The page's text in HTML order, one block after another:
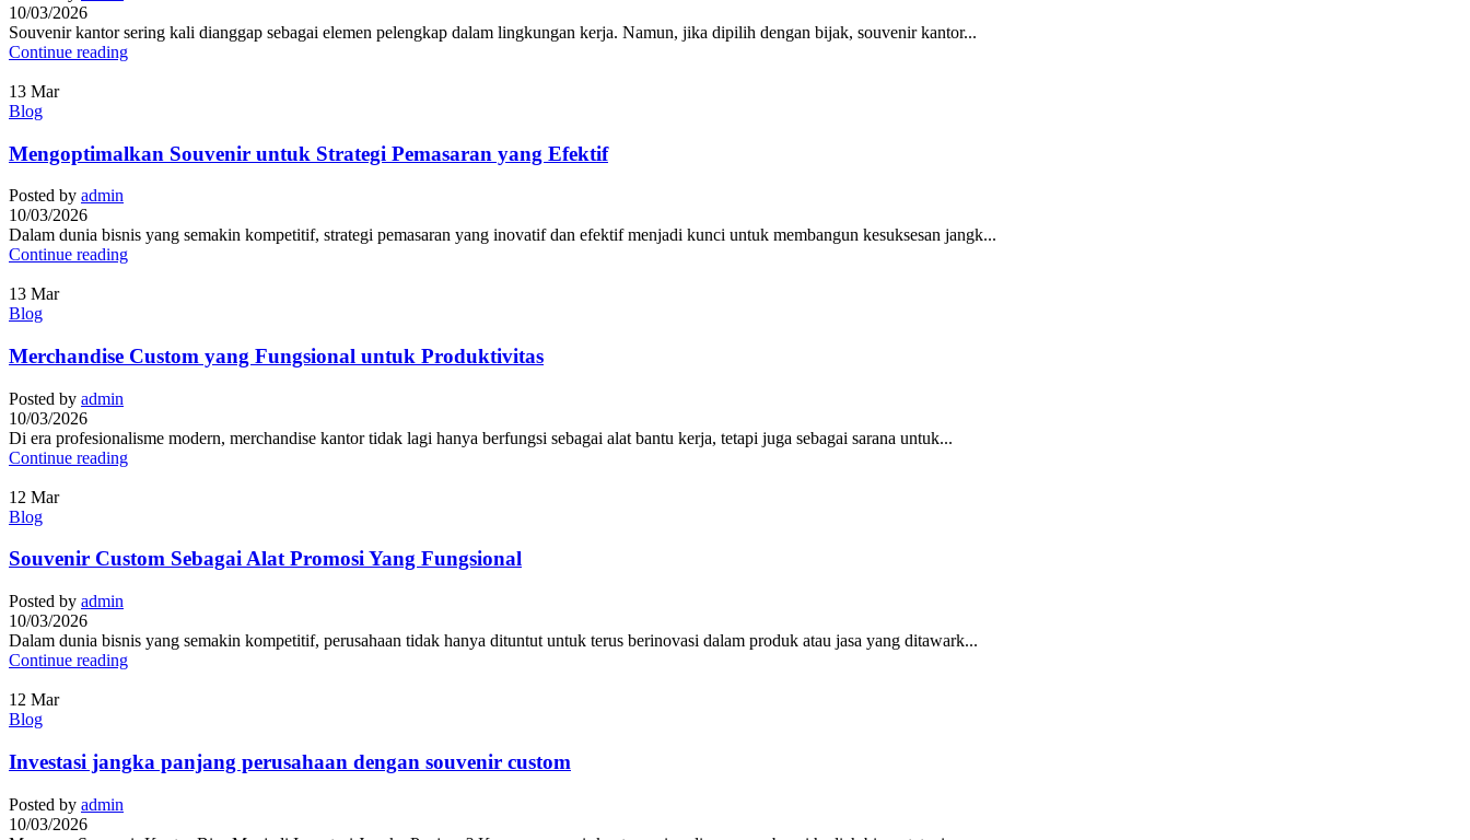
10/03/2026
Souvenir kantor sering kali dianggap sebagai elemen pelengkap dalam lingkungan kerja. Namun, jika dipilih dengan bijak, souvenir kantor...
Continue reading
13 Mar
Blog
Mengoptimalkan Souvenir untuk Strategi Pemasaran yang Efektif
Posted by admin
10/03/2026
Dalam dunia bisnis yang semakin kompetitif, strategi pemasaran yang inovatif dan efektif menjadi kunci untuk membangun kesuksesan jangk...
Continue reading
13 Mar
Blog
Merchandise Custom yang Fungsional untuk Produktivitas
Posted by admin
10/03/2026
Di era profesionalisme modern, merchandise kantor tidak lagi hanya berfungsi sebagai alat bantu kerja, tetapi juga sebagai sarana untuk...
Continue reading
12 Mar
Blog
Souvenir Custom Sebagai Alat Promosi Yang Fungsional
Posted by admin
10/03/2026
Dalam dunia bisnis yang semakin kompetitif, perusahaan tidak hanya dituntut untuk terus berinovasi dalam produk atau jasa yang ditawark...
Continue reading
12 Mar
Blog
Investasi jangka panjang perusahaan dengan souvenir custom
Posted by admin
10/03/2026